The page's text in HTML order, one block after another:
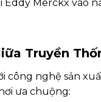
Merckx vào
Truyền
công nghệ sản
ưa chuộng: